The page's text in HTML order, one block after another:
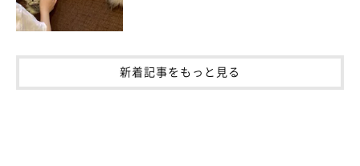
新着記事をもっと見る